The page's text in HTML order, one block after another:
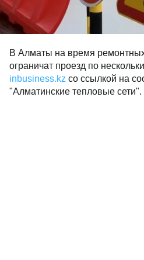
В Алматы на время
ограничат проезд по
inbusiness.kz со ссылкой на
"Алматинские тепловые сети".